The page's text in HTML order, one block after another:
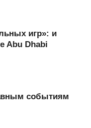
игр»: и
Abu Dhabi
событиям